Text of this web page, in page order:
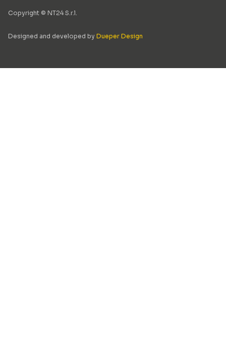
Copyright © NT24 S.r.l.
Designed and developed by Dueper Design